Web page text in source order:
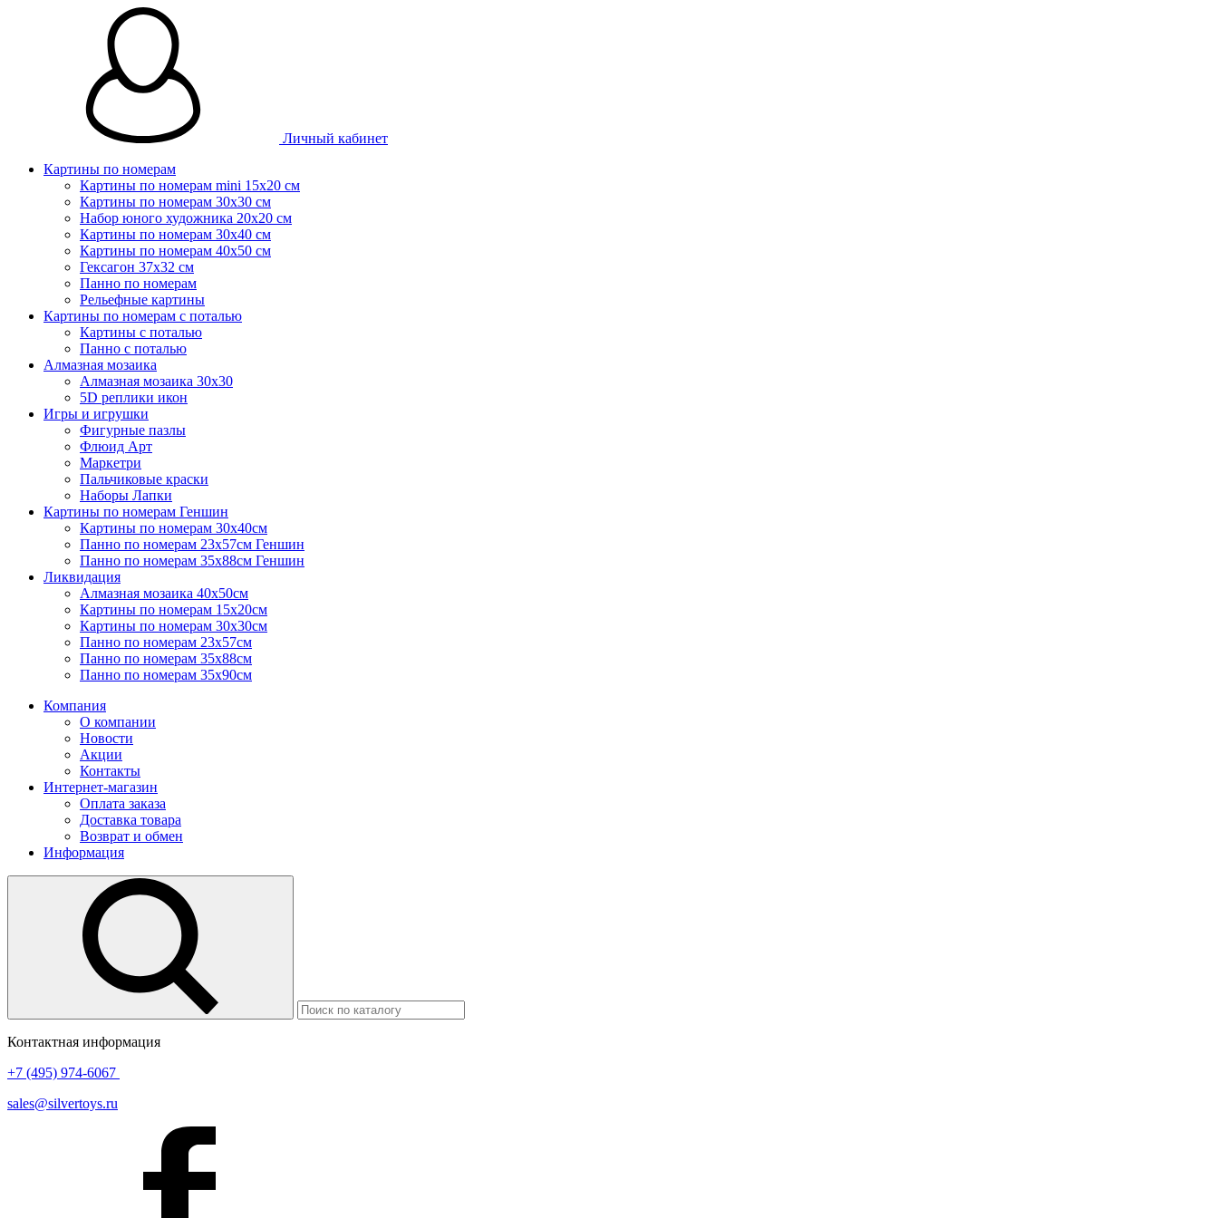
Личный кабинет
Картины по номерам
Картины по номерам mini 15х20 см
Картины по номерам 30x30 см
Набор юного художника 20х20 см
Картины по номерам 30х40 см
Картины по номерам 40х50 см
Гексагон 37х32 см
Панно по номерам
Рельефные картины
Картины по номерам с поталью
Картины с поталью
Панно с поталью
Алмазная мозаика
Алмазная мозаика 30х30
5D реплики икон
Игры и игрушки
Фигурные пазлы
Флюид Арт
Маркетри
Пальчиковые краски
Наборы Лапки
Картины по номерам Геншин
Картины по номерам 30х40см
Панно по номерам 23х57см Геншин
Панно по номерам 35х88см Геншин
Ликвидация
Алмазная мозаика 40х50см
Картины по номерам 15х20см
Картины по номерам 30х30см
Панно по номерам 23х57см
Панно по номерам 35х88см
Панно по номерам 35х90см
Компания
О компании
Новости
Акции
Контакты
Интернет-магазин
Оплата заказа
Доставка товара
Возврат и обмен
Информация
Контактная информация
+7 (495) 974-6067
sales@silvertoys.ru